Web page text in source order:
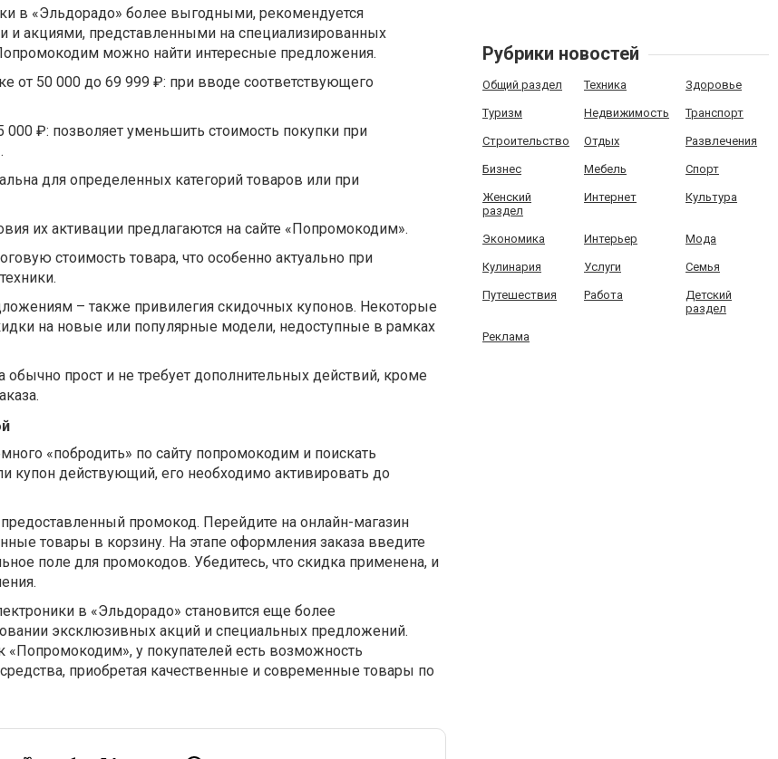
в «Эльдорадо» более выгодными, рекомендуется
и акциями, представленными на специализированных
можно найти интересные предложения.
от 50 000 до 69 999 ₽: при вводе соответствующего
000 ₽: позволяет уменьшить стоимость покупки при
для определенных категорий товаров или при
их активации предлагаются на сайте «Попромокодим».
стоимость товара, что особенно актуально при
– также привилегия скидочных купонов. Некоторые
на новые или популярные модели, недоступные в рамках
обычно прост и не требует дополнительных действий, кроме
«побродить» по сайту попромокодим и поискать
купон действующий, его необходимо активировать до
промокод. Перейдите на онлайн-магазин
товары в корзину. На этапе оформления заказа введите
поле для промокодов. Убедитесь, что скидка применена, и
в «Эльдорадо» становится еще более
эксклюзивных акций и специальных предложений.
«Попромокодим», у покупателей есть возможность
приобретая качественные и современные товары по
Рубрики новостей
Общий раздел Техника Здоровье
Туризм Недвижимость Транспорт
Строительство Отдых Развлечения
Бизнес Мебель Спорт
Женский
раздел
Интернет Культура
Экономика Интерьер Мода
Кулинария Услуги Семья
Путешествия Работа
Детский
раздел
Реклама